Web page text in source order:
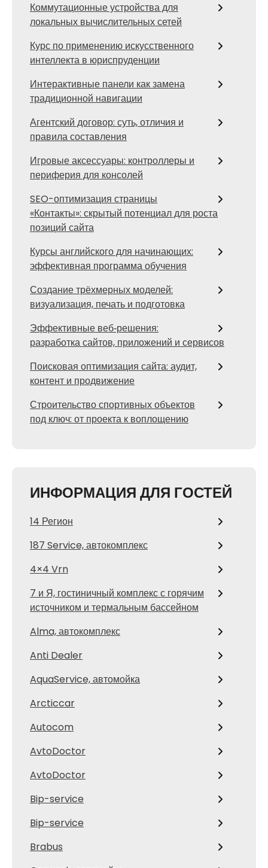
Коммутационные устройства для
локальных вычислительных сетей
Курс по применению искусственного
интеллекта в юриспруденции
Интерактивные панели как замена
традиционной навигации
Агентский договор: суть, отличия и
правила составления
Игровые аксессуары: контроллеры и
периферия для консолей
SEO-оптимизация страницы
«Контакты»: скрытый потенциал для роста
позиций сайта
Курсы английского для начинающих:
эффективная программа обучения
Создание трёхмерных моделей:
визуализация, печать и подготовка
Эффективные веб‑решения:
разработка сайтов, приложений и сервисов
Поисковая оптимизация сайта: аудит,
контент и продвижение
Строительство спортивных объектов
под ключ: от проекта к воплощению
ИНФОРМАЦИЯ ДЛЯ ГОСТЕЙ
14 Регион
187 Service, автокомплекс
4×4 Vrn
7 и Я, гостиничный комплекс с горячим
источником и термальным бассейном
Alma, автокомплекс
Anti Dealer
AquaService, автомойка
Arcticcar
Autocom
AvtoDoctor
AvtoDoctor
Bip-service
Bip-service
Brabus